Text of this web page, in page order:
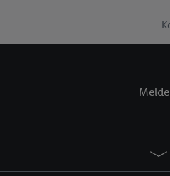
Plus-Konto einloggen,
Verantwortlichkeit mit
zu erstellen (die
Hierzu wird von uns
Adresse in
Zudem erlauben Sie
den Lidl-Diensten
Wenn das der Fall ist,